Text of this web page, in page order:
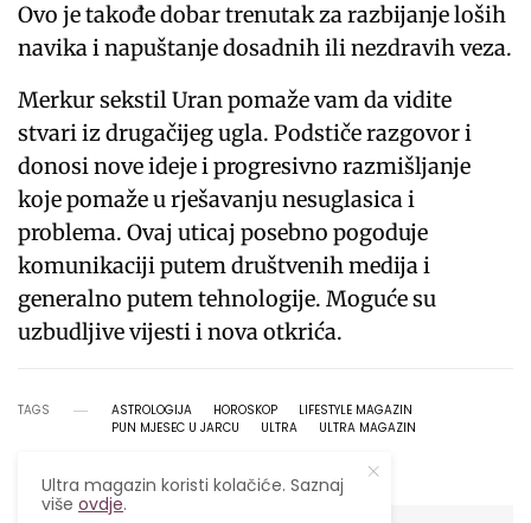
Ovo je takođe dobar trenutak za razbijanje loših
navika i napuštanje dosadnih ili nezdravih veza.
Merkur sekstil Uran pomaže vam da vidite
stvari iz drugačijeg ugla. Podstiče razgovor i
donosi nove ideje i progresivno razmišljanje
koje pomaže u rješavanju nesuglasica i
problema. Ovaj uticaj posebno pogoduje
komunikaciji putem društvenih medija i
generalno putem tehnologije. Moguće su
uzbudljive vijesti i nova otkrića.
TAGS ASTROLOGIJA HOROSKOP
LIFESTYLE MAGAZIN
PUN MJESEC U JARCU
ULTRA ULTRA MAGAZIN
Ultra magazin koristi kolačiće. Saznaj
višeovdje.